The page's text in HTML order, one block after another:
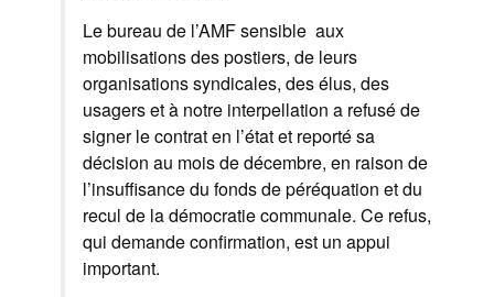
Le bureau de l’AMF sensible aux
mobilisations des postiers, de leurs
organisations syndicales, des élus, des
usagers et à notre interpellation a refusé de
signer le contrat en l’état et reporté sa
décision au mois de décembre, en raison de
l’insuffisance du fonds de péréquation et du
recul de la démocratie communale. Ce refus,
qui demande confirmation, est un appui
important.